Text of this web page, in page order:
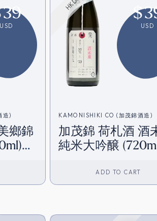
39
USD
造)
鄉錦
$
USD
KAMONISHIKI CO (加茂錦酒造)
加茂錦 荷札酒 酒
純米大吟醸
ADD TO CART